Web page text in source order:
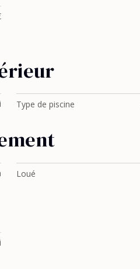
Type de piscine
Loué